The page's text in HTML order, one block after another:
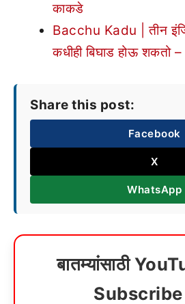
काकडे
Bacchu Kadu | तीन
कधीही बिघाड होऊ शकतो
Share this post:
Facebook
X
WhatsApp
बातम्यांसाठी
Subscribe